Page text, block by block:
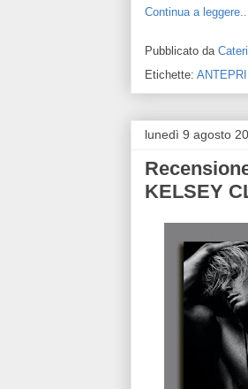
Continua a
Pubblicato da
Etichette:
lunedì 9 agosto
KELSEY